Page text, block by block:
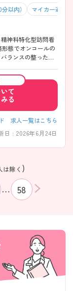
検索する
以内） マイカー通勤
神科特化型訪問看
態でオンコールの
ランスの整った働
いるため、精神科や
る方には、面接対
気軽にご相談くだ
て
る
求人一覧はこちら
日 : 2026年6月24日
除く )
… 58